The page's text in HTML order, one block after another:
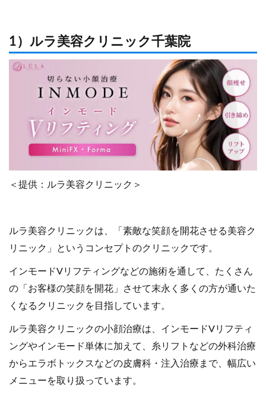
1）ルラ美容クリニック千葉院
＜提供：ルラ美容クリニック＞
ルラ美容クリニックは、「素敵な笑顔を開花させる美容ク
リニック」というコンセプトのクリニックです。
インモードVリフティングなどの施術を通して、たくさん
の「お客様の笑顔を開花」させて末永く多くの方が通いた
くなるクリニックを目指しています。
ルラ美容クリニックの小顔治療は、インモードVリフティ
ングやインモード単体に加えて、糸リフトなどの外科治療
からエラボトックスなどの皮膚科・注入治療まで、幅広い
メニューを取り扱っています。